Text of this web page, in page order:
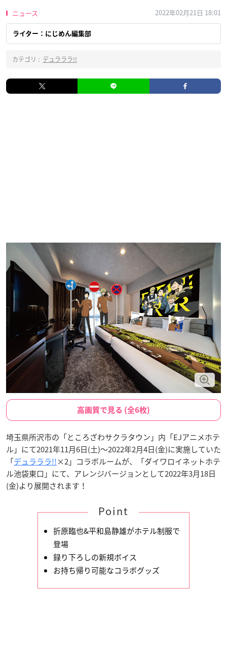
ニュース 2022年02月21日 18:01
ライター：にじめん編集部
カテゴリ : デュラララ!!
高画質で見る (全6枚)
埼玉県所沢市の「ところざわサクラタウン」内「EJアニメホテ
ル」にて2021年11月6日(土)～2022年2月4日(金)に実施していた
「デュラララ!!×2」コラボルームが、「ダイワロイネットホテ
ル池袋東口」にて、アレンジバージョンとして2022年3月18日
(金)より展開されます！
Point
折原臨也&平和島静雄がホテル制服で
登場
録り下ろしの新規ボイス
お持ち帰り可能なコラボグッズ